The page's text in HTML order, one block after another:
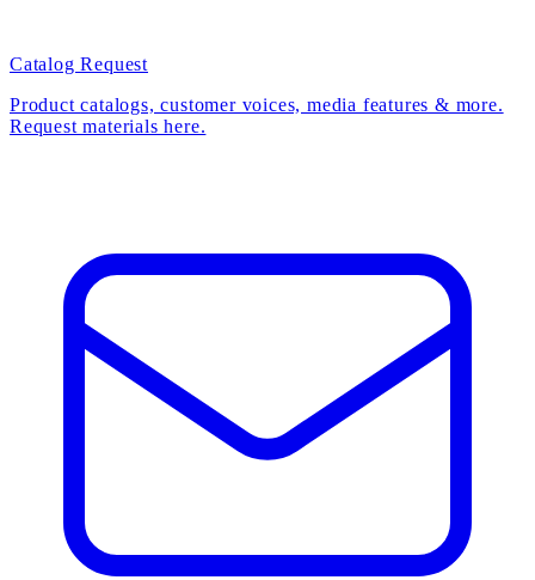
Catalog Request
Product catalogs, customer voices, media features & more.
Request materials here.